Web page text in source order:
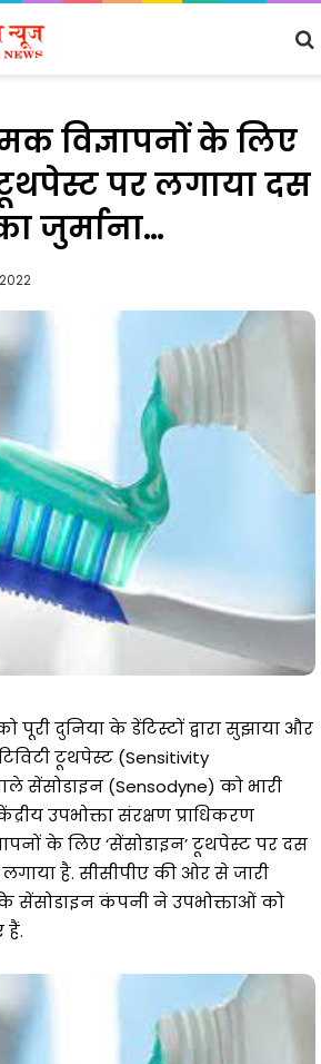
विज्ञापनों के लिए
टूथपेस्ट पर लगाया दस
जुर्माना…
पूरी दुनिया के डेंटिस्टों द्वारा सुझाया और
टूथपेस्ट (Sensitivity
सेंसोडाइन (Sensodyne) को भारी
उपभोक्ता संरक्षण प्राधिकरण
के लिए ‘सेंसोडाइन’ टूथपेस्ट पर दस
है. सीसीपीए की ओर से जारी
सेंसोडाइन कंपनी ने उपभोक्ताओं को
हैं.